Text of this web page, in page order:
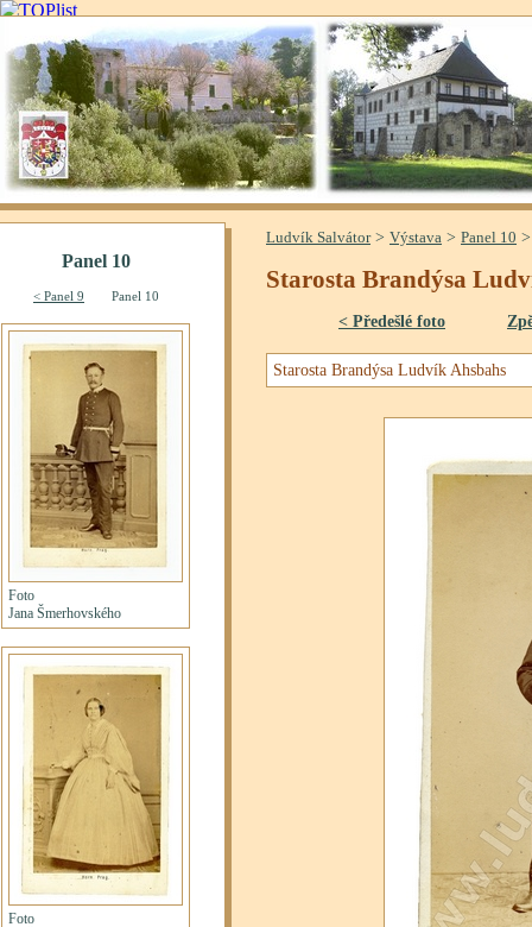
Ludvík Salvátor> Výstava > Panel 10
Starosta Brandýsa
< Předešlé foto
Starosta Brandýsa Ludvík Ahsbahs